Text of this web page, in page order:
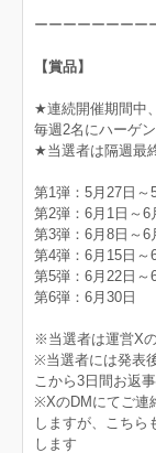
ーーーーーーーー
【賞品】
★連続開催期間中
毎週2名にハーゲ
★当選者は隔週最
第1弾：5月27日～
第2弾：6月1日～6
第3弾：6月8日～6
第4弾：6月15日～
第5弾：6月22日～
第6弾：6月30日
※当選者は運営X
※当選者には発表
こから3日間お返
※XのDMにてご連
しますが、こちら
します